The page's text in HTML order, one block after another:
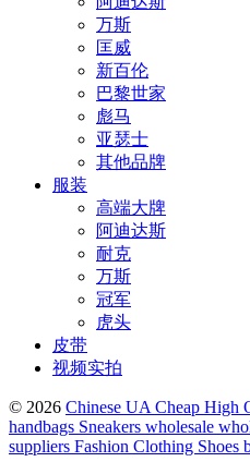
万斯
匡威
新百伦
巴黎世家
彪马
亚瑟士
其他品牌
服装
高端大牌
阿迪达斯
耐克
万斯
冠军
虎头
皮带
视频实拍
© 2026 Chinese UA Cheap High
handbags Sneakers wholesale
suppliers Fashion Clothing Shoes